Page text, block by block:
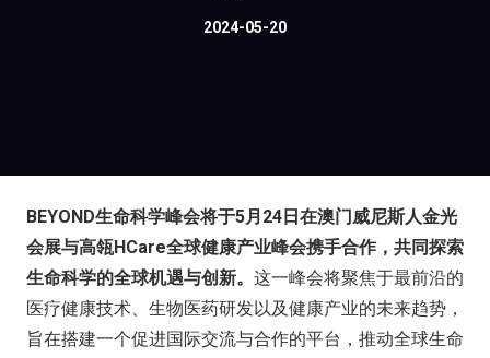
2024-05-20
BEYOND生命科学峰会将于5月24日在澳门威尼斯人金光
会展与高瓴HCare全球健康产业峰会携手合作，共同探索
生命科学的全球机遇与创新。 这一峰会将聚焦于最前沿的
医疗健康技术、生物医药研发以及健康产业的未来趋势，
旨在搭建一个促进国际交流与合作的平台，推动全球生命